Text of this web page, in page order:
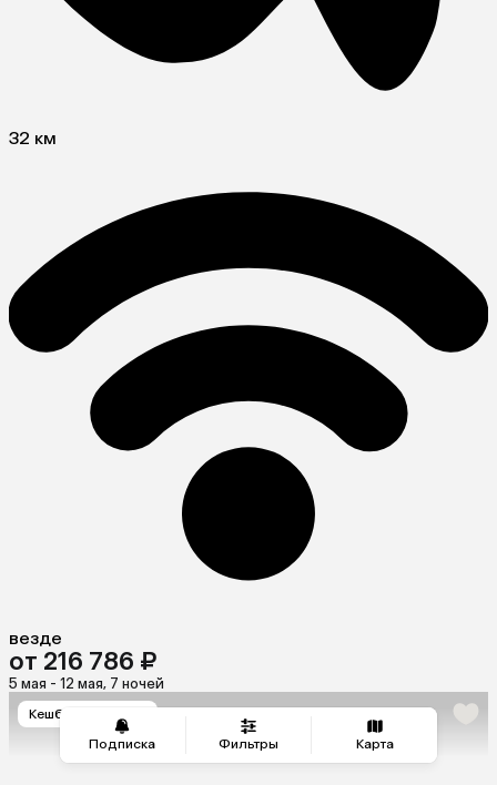
Подписка Фильтры Карта
32 км
везде
от 216 786 ₽
5 мая - 12 мая, 7 ночей
Кешбэк